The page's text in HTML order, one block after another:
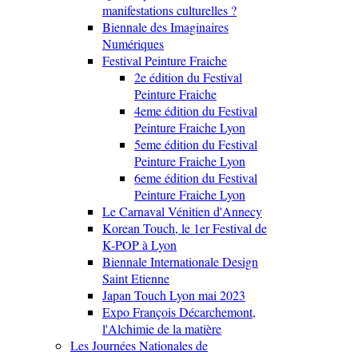
manifestations culturelles ?
Biennale des Imaginaires
Numériques
Festival Peinture Fraiche
2e édition du Festival
Peinture Fraiche
4eme édition du Festival
Peinture Fraiche Lyon
5eme édition du Festival
Peinture Fraiche Lyon
6eme édition du Festival
Peinture Fraiche Lyon
Le Carnaval Vénitien d'Annecy
Korean Touch, le 1er Festival de
K-POP à Lyon
Biennale Internationale Design
Saint Etienne
Japan Touch Lyon mai 2023
Expo François Décarchemont,
l'Alchimie de la matière
Les Journées Nationales de